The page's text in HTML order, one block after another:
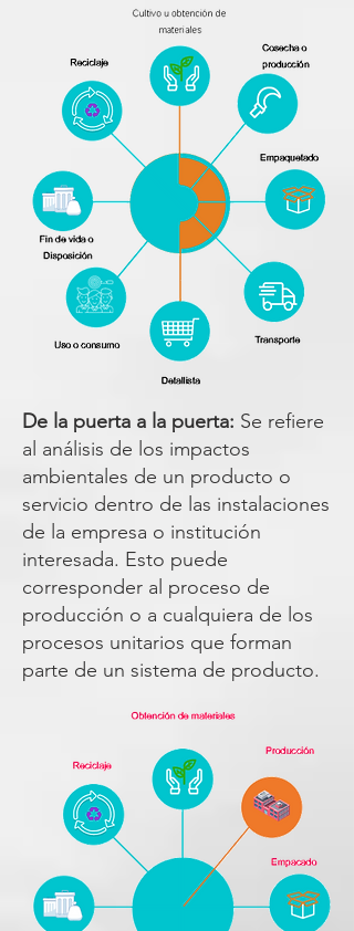
De la puerta a la puerta: Se refiere
al análisis de los impactos
ambientales de un producto o
servicio dentro de las instalaciones
de la empresa o institución
interesada. Esto puede
corresponder al proceso de
producción o a cualquiera de los
procesos unitarios que forman
parte de un sistema de producto.